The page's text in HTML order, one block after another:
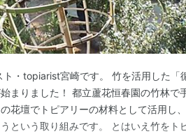
・topiarist宮崎です。 竹を活用した「
まりました！ 都立蘆花恒春園の竹林で
花壇でトピアリーの材料として活用し
という取り組みです。 とはいえ竹をト